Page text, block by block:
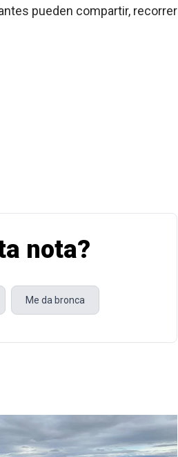
pueden compartir, recorrer
nota?
Me da bronca